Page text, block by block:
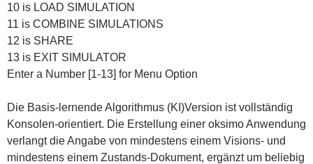
10 is LOAD SIMULATION
11 is COMBINE SIMULATIONS
12 is SHARE
13 is EXIT SIMULATOR
Enter a Number [1-13] for Menu Option
Die Basis-lernende Algorithmus (KI)Version ist vollständig
Konsolen-orientiert. Die Erstellung einer oksimo Anwendung
verlangt die Angabe von mindestens einem Visions- und
mindestens einem Zustands-Dokument, ergänzt um beliebig